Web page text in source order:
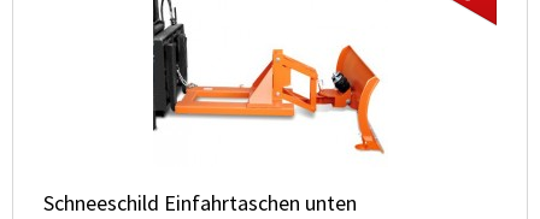
Schneeschild Einfahrtaschen unten